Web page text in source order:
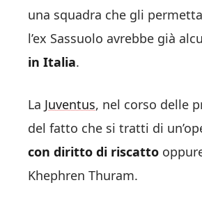
una squadra che gli
l’ex Sassuolo avrebbe già
in Italia.
La Juventus, nel corso delle
del fatto che si tratti di
con diritto di riscatto
Khephren Thuram.